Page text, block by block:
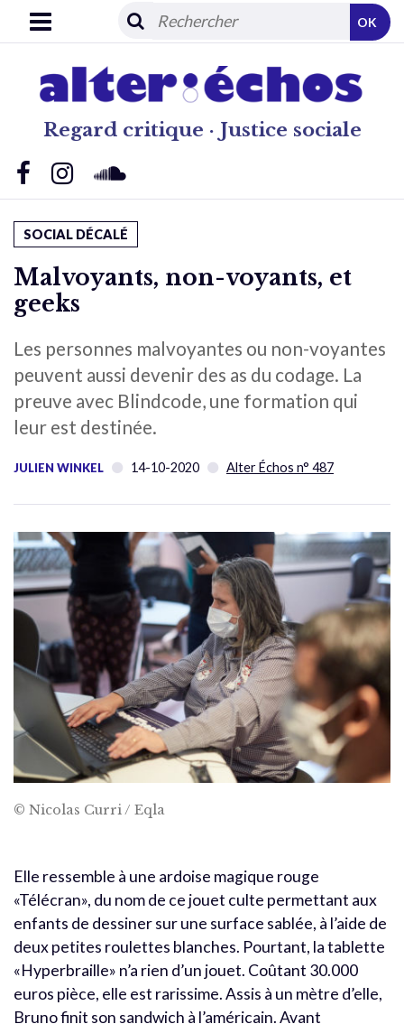
Regard critique · Justice sociale
OK
SOCIAL DÉCALÉ
Malvoyants, non-voyants, et
geeks
Les personnes malvoyantes ou non-voyantes
peuvent aussi devenir des as du codage. La
preuve avec Blindcode, une formation qui
leur est destinée.
JULIEN WINKEL 14-10-2020 Alter Échos n° 487
© Nicolas Curri / Eqla
Elle ressemble à une ardoise magique rouge
«Télécran», du nom de ce jouet culte permettant aux
enfants de dessiner sur une surface sablée, à l’aide de
deux petites roulettes blanches. Pourtant, la tablette
«Hyperbraille» n’a rien d’un jouet. Coûtant 30.000
euros pièce, elle est rarissime. Assis à un mètre d’elle,
Bruno finit son sandwich à l’américain. Avant